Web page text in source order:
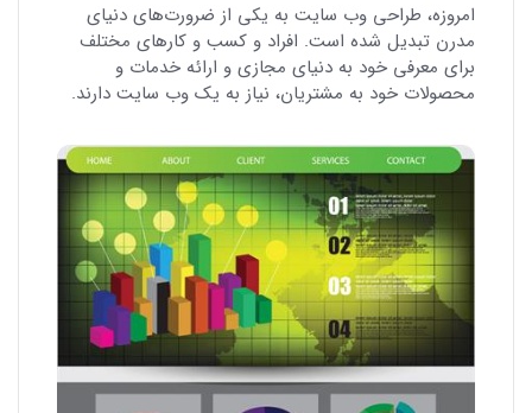
امروزه، طراحی وب سایت به یکی از ضرورت‌های دنیای
مدرن تبدیل شده است. افراد و کسب و کارهای مختلف
برای معرفی خود به دنیای مجازی و ارائه خدمات و
محصولات خود به مشتریان، نیاز به یک وب سایت دارند.